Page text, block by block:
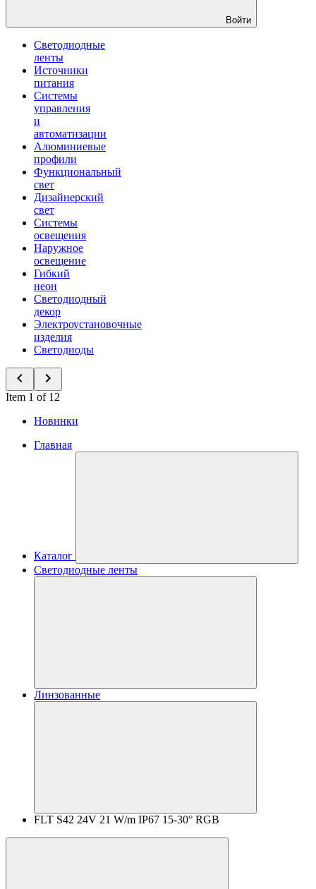
Войти
Светодиодные
ленты
Источники
питания
Системы
управления
и
автоматизации
Алюминиевые
профили
Функциональный
свет
Дизайнерский
свет
Системы
освещения
Наружное
освещение
Гибкий
неон
Светодиодный
декор
Электроустановочные
изделия
Светодиоды
Item 1 of 12
Новинки
Главная
Каталог
Светодиодные ленты
Линзованные
FLT S42 24V 21 W/m IP67 15-30° RGB